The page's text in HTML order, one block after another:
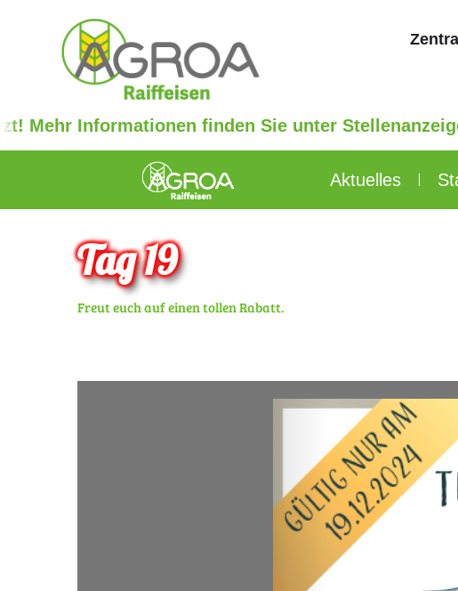
Informationen finden Sie unter Stellenanzeigen.
Aktuelles
Tag 19
Freut euch auf einen tollen Rabatt.